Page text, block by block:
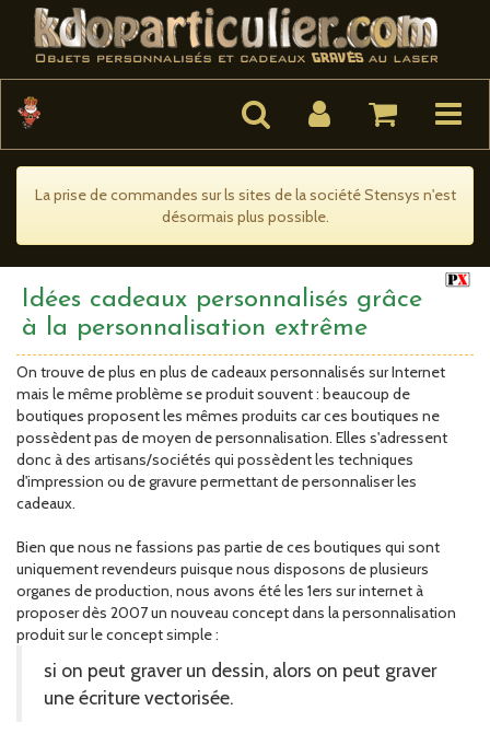
Toggle
La prise de commandes sur ls sites de la société Stensys n'est
désormais plus possible.
Idées cadeaux personnalisés grâce
à la personnalisation extrême
On trouve de plus en plus de cadeaux personnalisés sur Internet
mais le même problème se produit souvent : beaucoup de
boutiques proposent les mêmes produits car ces boutiques ne
possèdent pas de moyen de personnalisation. Elles s'adressent
donc à des artisans/sociétés qui possèdent les techniques
d'impression ou de gravure permettant de personnaliser les
cadeaux.
Bien que nous ne fassions pas partie de ces boutiques qui sont
uniquement revendeurs puisque nous disposons de plusieurs
organes de production, nous avons été les 1ers sur internet à
proposer dès 2007 un nouveau concept dans la personnalisation
produit sur le concept simple :
si on peut graver un dessin, alors on peut graver
une écriture vectorisée.